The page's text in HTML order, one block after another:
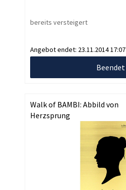
bereits versteigert
Angebot endet: 23.11.2014 17:07
Beendet
Walk of BAMBI: Abbild von
Herzsprung